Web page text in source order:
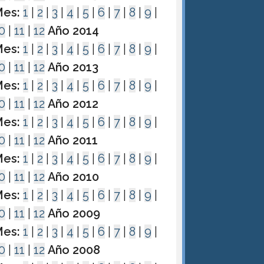
1 2 3 4 5 |6 7 |8 |9
|11 |12 Año 2014
1 2 3 4 5 |6 7 |8 |9
|11 |12 Año 2013
1 2 3 4 5 |6 7 |8 |9
|11 |12 Año 2012
1 2 3 4 5 |6 7 |8 |9
|11 |12 Año 2011
1 2 3 4 5 |6 7 |8 |9
|11 |12 Año 2010
1 2 3 4 5 |6 7 |8 |9
|11 |12 Año 2009
1 2 3 4 5 |6 7 |8 |9
|11 |12 Año 2008